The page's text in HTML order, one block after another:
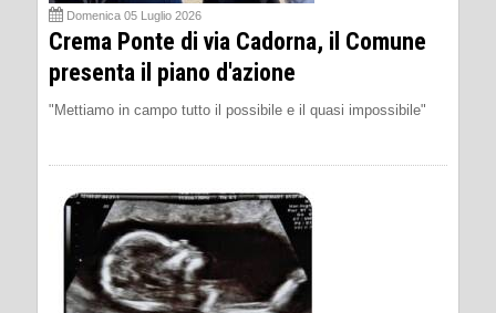
Domenica 05 Luglio 2026
Crema Ponte di via Cadorna, il Comune
presenta il piano d'azione
"Mettiamo in campo tutto il possibile e il quasi impossibile"